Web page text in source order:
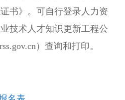
书》。可自行登录人力资
技术人才知识更新工程公
）查询和打印。